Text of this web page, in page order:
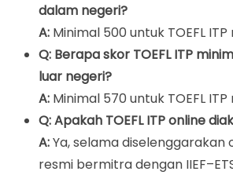
dalam negeri?
A: Minimal 500 untuk TOEFL ITP
Q: Berapa skor TOEFL ITP
luar negeri?
A: Minimal 570 untuk TOEFL ITP
Q: Apakah TOEFL ITP online
A:Ya, selama diselenggarakan
resmi bermitra dengan